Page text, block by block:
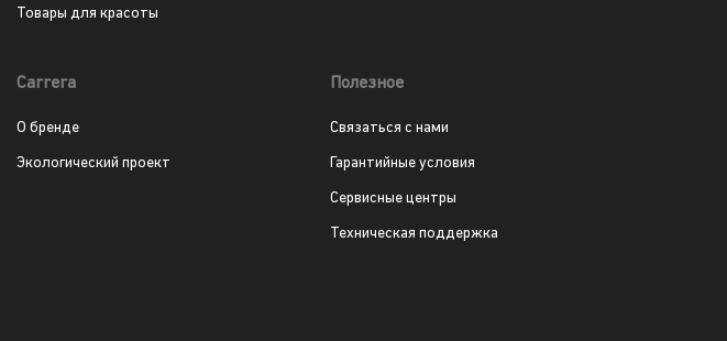
Товары для красоты
Carrera
О бренде
Экологический проект
Полезное
Связаться с нами
Гарантийные условия
Сервисные центры
Техническая поддержка